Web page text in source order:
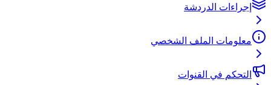
إجراءات الدردشة
معلومات الملف الشخصي
التحكم في القنوات